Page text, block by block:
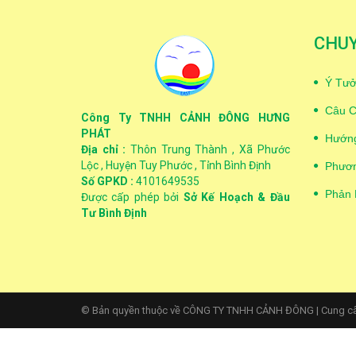
Công Ty TNHH CẢNH ĐÔNG HƯNG
PHÁT
Địa chỉ : Thôn Trung Thành , Xã Phước
Lộc , Huyện Tuy Phước , Tỉnh Bình Định
Số GPKD : 4101649535
Được cấp phép bởi Sở Kế Hoạch & Đầu
Tư Bình Định
Ý
Câu
Phản
© Bản quyền thuộc về CÔNG TY TNHH CẢNH ĐÔNG | Cung